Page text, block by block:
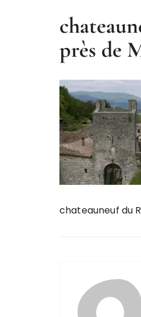
près de
chateauneuf du